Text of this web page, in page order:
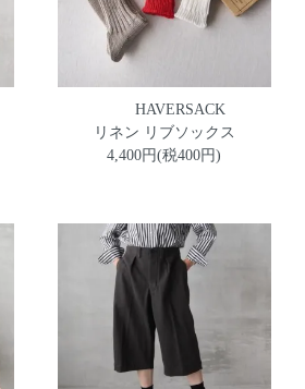
HAVERSACK
リネン リブソックス
4,400円(税400円)